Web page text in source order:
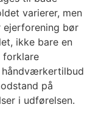
varierer, men
ejerforening bør
ikke bare en
forklare
håndværkertilbud
på
i udførelsen.